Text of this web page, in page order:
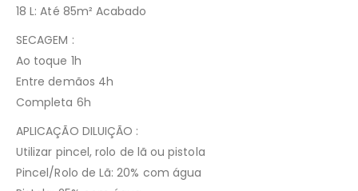
18 L: Até 85m² Acabado
SECAGEM :
Ao toque 1h
Entre demãos 4h
Completa 6h
APLICAÇÃO DILUIÇÃO :
Utilizar pincel, rolo de lã ou pistola
Pincel/Rolo de Lã: 20% com água